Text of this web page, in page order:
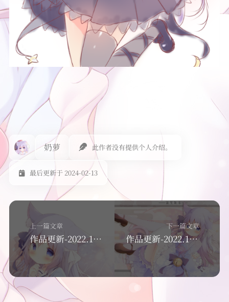
奶萝 此作者没有提供个人介绍。
最后更新于 2024-02-13
上一篇文章
作品更新-2022.11.6
下一篇文章
作品更新-2022.11.27